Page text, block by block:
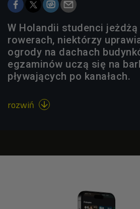
W Holandii studenci jeżdżą
rowerach, niektórzy
ogrody na dachach
egzaminów uczą się na
pływających po kanałach.
rozwiń 